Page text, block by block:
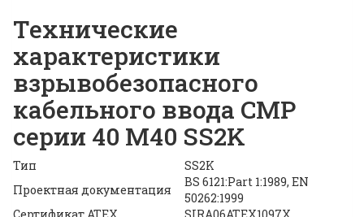
Технические
характеристики
взрывобезопасного
кабельного ввода CMP
серии 40 M40 SS2K
Тип
SS2K
Проектная документация
BS 6121:Part 1:1989, EN
50262:1999
Сертификат ATEX
SIRA06ATEX1097X